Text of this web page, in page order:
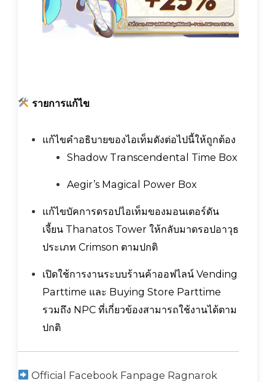
รายการแก้ไข
แก้ไขคำอธิบายของไอเท็มดังต่อไปนี้ให้ถูกต้อง
Shadow Transcendental Time Box
Aegir’s Magical Power Box
แก้ไขบัคการดรอปไอเท็มของมอนเตอร์ดัน
เจี้ยน Thanatos Tower ให้กลับมาดรอปอาวุธ
ประเภท Crimson ตามปกติ
เปิดใช้การงานระบบร้านค้าออฟไลน์ Vending
Parttime และ Buying Store Parttime
รวมถึง NPC ที่เกี่ยวข้องสามารถใช้งานได้ตาม
ปกติ
Official Facebook Fanpage Ragnarok